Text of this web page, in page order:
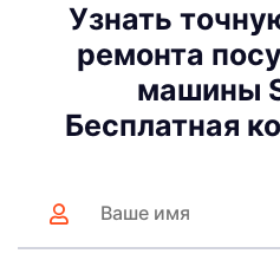
Узнать
ремонта
машины
Бесплатная